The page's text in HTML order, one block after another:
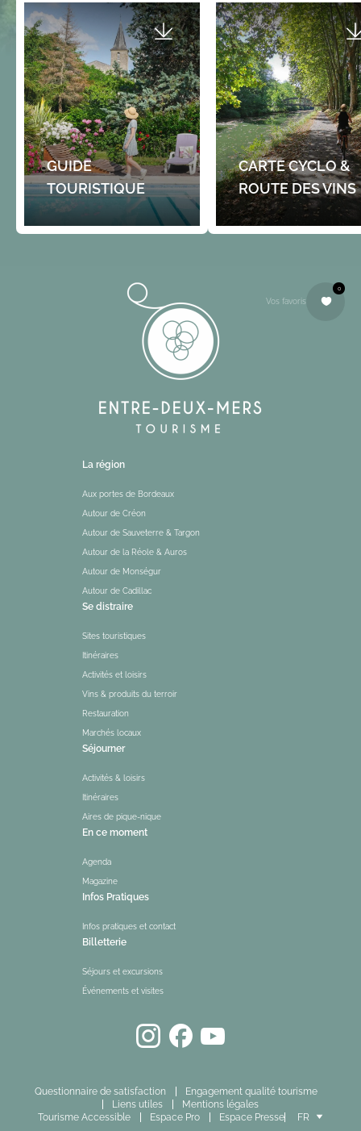
GUIDE
TOURISTIQUE
CARTE CYCLO &
ROUTE DES VINS
Vos favoris
0
La région
Aux portes de Bordeaux
Autour de Créon
Autour de Sauveterre & Targon
Autour de la Réole & Auros
Autour de Monségur
Autour de Cadillac
Se distraire
Sites touristiques
Itinéraires
Activités et loisirs
Vins & produits du terroir
Restauration
Marchés locaux
Séjourner
Activités & loisirs
Itinéraires
Aires de pique-nique
En ce moment
Agenda
Magazine
Infos Pratiques
Infos pratiques et contact
Billetterie
Séjours et excursions
Événements et visites
Questionnaire de satisfaction
Engagement qualité tourisme
Liens utiles
Mentions légales
Tourisme Accessible
Espace Pro Espace Presse
FR